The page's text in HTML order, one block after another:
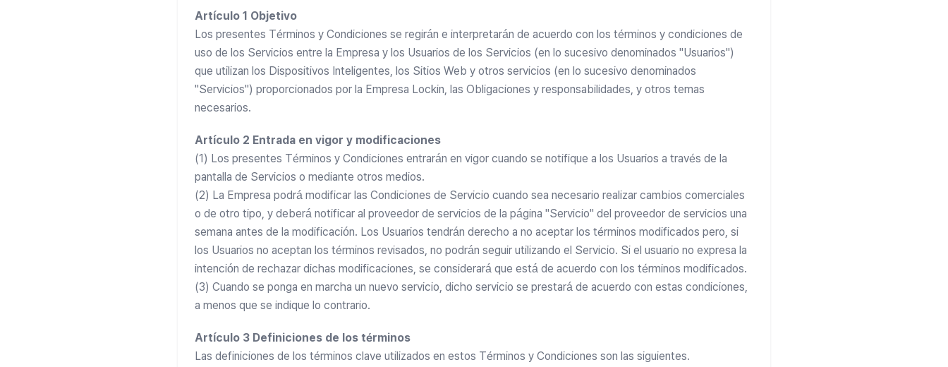
Artículo 1 Objetivo
Los presentes Términos y Condiciones se regirán e interpretarán de acuerdo con los términos y condiciones de
uso de los Servicios entre la Empresa y los Usuarios de los Servicios (en lo sucesivo denominados "Usuarios")
que utilizan los Dispositivos Inteligentes, los Sitios Web y otros servicios (en lo sucesivo denominados
"Servicios") proporcionados por la Empresa Lockin, las Obligaciones y responsabilidades, y otros temas
necesarios.
Artículo 2 Entrada en vigor y modificaciones
(1) Los presentes Términos y Condiciones entrarán en vigor cuando se notifique a los Usuarios a través de la
pantalla de Servicios o mediante otros medios.
(2) La Empresa podrá modificar las Condiciones de Servicio cuando sea necesario realizar cambios comerciales
o de otro tipo, y deberá notificar al proveedor de servicios de la página "Servicio" del proveedor de servicios una
semana antes de la modificación. Los Usuarios tendrán derecho a no aceptar los términos modificados pero, si
los Usuarios no aceptan los términos revisados, no podrán seguir utilizando el Servicio. Si el usuario no expresa la
intención de rechazar dichas modificaciones, se considerará que está de acuerdo con los términos modificados.
(3) Cuando se ponga en marcha un nuevo servicio, dicho servicio se prestará de acuerdo con estas condiciones,
a menos que se indique lo contrario.
Artículo 3 Definiciones de los términos
Las definiciones de los términos clave utilizados en estos Términos y Condiciones son las siguientes.